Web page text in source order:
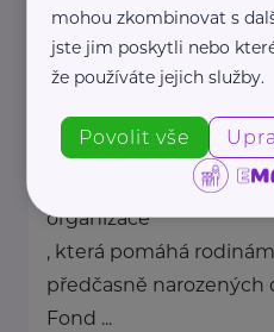
Nadační fond pro
narozené děti
Nadační fond pro
narozené děti je
organizace
, která pomáhá rodinám
předčasně narozených
Fond ...
mohou zkombinovat s
jste jim poskytli nebo
že používáte jejich služby.
Povolit vše